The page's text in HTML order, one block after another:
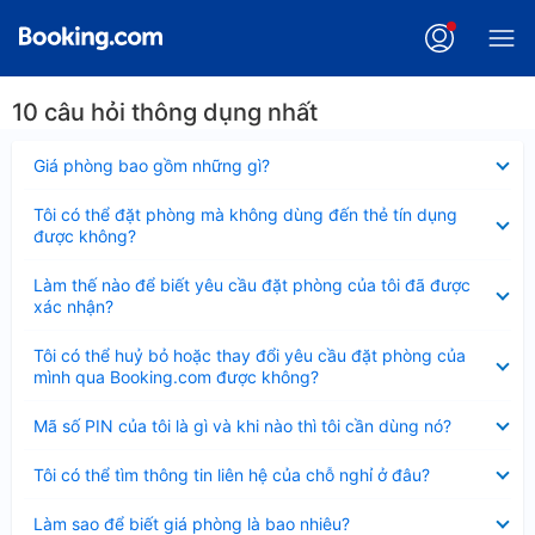
10 câu hỏi thông dụng nhất
Giá phòng bao gồm những gì?
thu
Tôi có thể đặt phòng mà không dùng đến thẻ tín dụng
được không?
thu
gọn
Làm thế nào để biết yêu cầu đặt phòng của tôi đã được
xác nhận?
thu
gọn
Tôi có thể huỷ bỏ hoặc thay đổi yêu cầu đặt phòng của
mình qua Booking.com được không?
thu
gọn
Mã số PIN của tôi là gì và khi nào thì tôi cần dùng nó?
thu
Tôi có thể tìm thông tin liên hệ của chỗ nghỉ ở đâu?
thu
Làm sao để biết giá phòng là bao nhiêu?
thu